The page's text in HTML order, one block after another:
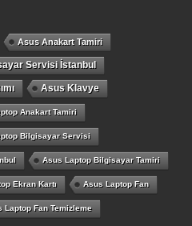
Asus Anakart Tamiri
Servisi İstanbul
Asus Klavye
Anakart Tamiri
Bilgisayar Servisi
Asus Laptop Bilgisayar Tamiri
Ekran Kartı Asus Laptop Fan
Laptop Fan Temizleme